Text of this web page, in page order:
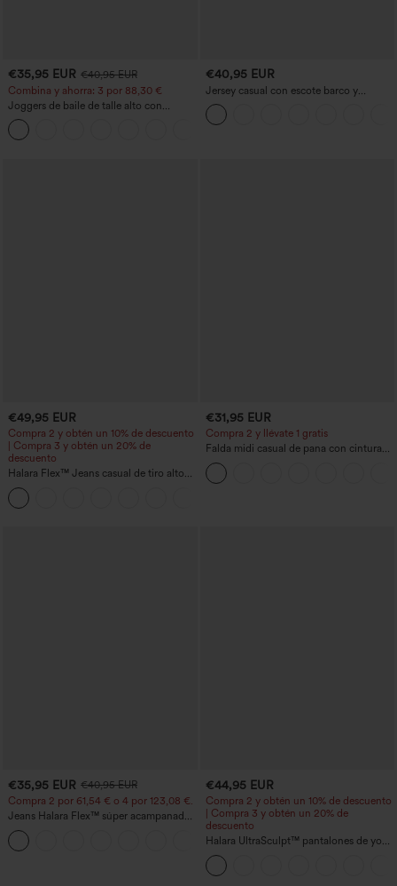
€35,95 EUR €40,95 EUR
Combina y ahorra: 3 por 88,30 €
Joggers de baile de talle alto con
cordón, fruncidos, corte cónico, secado
rápido, tacto fresco y bolsillos - UPF40+
€40,95 EUR
Jersey casual con escote barco y
mangas murciélago
€49,95 EUR
Compra 2 y obtén un 10% de descuento
| Compra 3 y obtén un 20% de
descuento
Halara Flex™ Jeans casual de tiro alto
con control abdominal, pernera ancha y
bolsillos
€31,95 EUR
Compra 2 y llévate 1 gratis
Falda midi casual de pana con cintura
media y bolsillo lateral frontal con
solapa
€35,95 EUR €40,95 EUR
Compra 2 por 61,54 € o 4 por 123,08 €.
Jeans Halara Flex™ súper acampanado
elástico lavado bolsillo cruzado tiro alto
+1
€44,95 EUR
Compra 2 y obtén un 10% de descuento
| Compra 3 y obtén un 20% de
descuento
Halara UltraSculpt™ pantalones de yoga
holgados de talle alto con control
abdominal, rayas color block y bolsillos